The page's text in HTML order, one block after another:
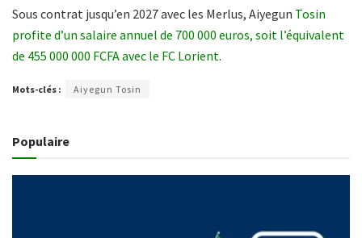
Sous contrat jusqu’en 2027 avec les Merlus, Aiyegun Tosin
profite d’un salaire annuel de 700 000 euros, soit l’équivalent
de 455 000 000 FCFA avec le FC Lorient.
Mots-clés : Aiyegun Tosin
Populaire